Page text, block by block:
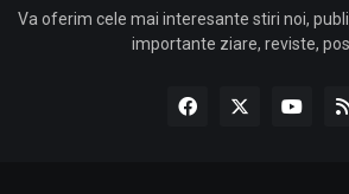
Va oferim cele mai interesante stiri noi,
importante ziare, reviste,